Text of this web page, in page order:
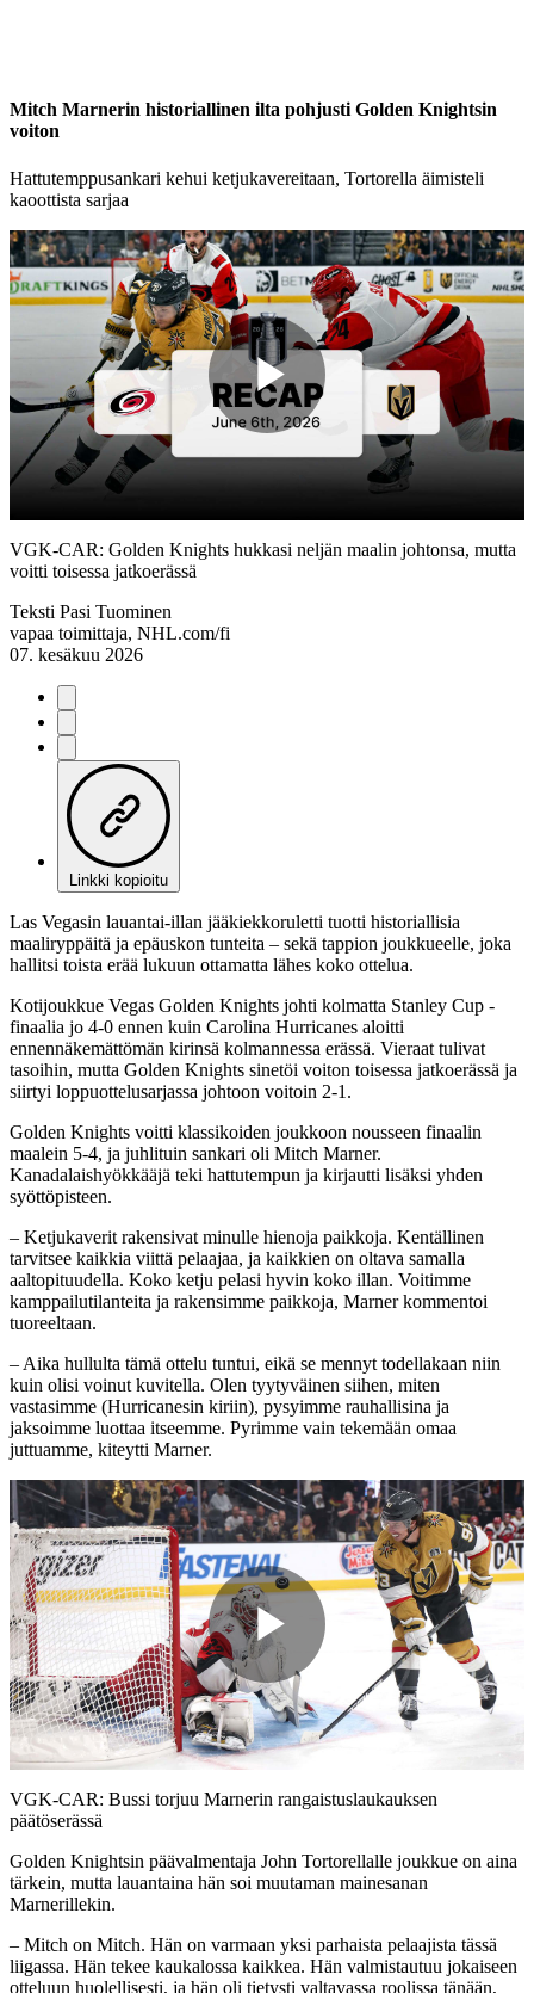
Mitch Marnerin historiallinen ilta pohjusti Golden Knightsin
voiton
Hattutemppusankari kehui ketjukavereitaan, Tortorella äimisteli
kaoottista sarjaa
Play
Video
VGK-CAR: Golden Knights hukkasi neljän maalin johtonsa, mutta
voitti toisessa jatkoerässä
Teksti Pasi Tuominen
vapaa toimittaja, NHL.com/fi
07. kesäkuu 2026
Linkki kopioitu
Las Vegasin lauantai-illan jääkiekkoruletti tuotti historiallisia
maaliryppäitä ja epäuskon tunteita – sekä tappion joukkueelle, joka
hallitsi toista erää lukuun ottamatta lähes koko ottelua.
Kotijoukkue Vegas Golden Knights johti kolmatta Stanley Cup -
finaalia jo 4-0 ennen kuin Carolina Hurricanes aloitti
ennennäkemättömän kirinsä kolmannessa erässä. Vieraat tulivat
tasoihin, mutta Golden Knights sinetöi voiton toisessa jatkoerässä ja
siirtyi loppuottelusarjassa johtoon voitoin 2-1.
Golden Knights voitti klassikoiden joukkoon nousseen finaalin
maalein 5-4, ja juhlituin sankari oli Mitch Marner.
Kanadalaishyökkääjä teki hattutempun ja kirjautti lisäksi yhden
syöttöpisteen.
– Ketjukaverit rakensivat minulle hienoja paikkoja. Kentällinen
tarvitsee kaikkia viittä pelaajaa, ja kaikkien on oltava samalla
aaltopituudella. Koko ketju pelasi hyvin koko illan. Voitimme
kamppailutilanteita ja rakensimme paikkoja, Marner kommentoi
tuoreeltaan.
– Aika hullulta tämä ottelu tuntui, eikä se mennyt todellakaan niin
kuin olisi voinut kuvitella. Olen tyytyväinen siihen, miten
vastasimme (Hurricanesin kiriin), pysyimme rauhallisina ja
jaksoimme luottaa itseemme. Pyrimme vain tekemään omaa
juttuamme, kiteytti Marner.
Play
Video
VGK-CAR: Bussi torjuu Marnerin rangaistuslaukauksen
päätöserässä
Golden Knightsin päävalmentaja John Tortorellalle joukkue on aina
tärkein, mutta lauantaina hän soi muutaman mainesanan
Marnerillekin.
– Mitch on Mitch. Hän on varmaan yksi parhaista pelaajista tässä
liigassa. Hän tekee kaukalossa kaikkea. Hän valmistautuu jokaiseen
otteluun huolellisesti, ja hän oli tietysti valtavassa roolissa tänään,